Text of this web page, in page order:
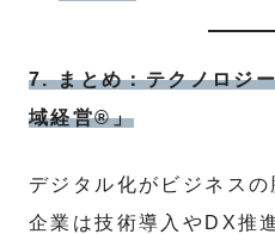
7. まとめ：テクノロジ
域経営®」
デジタル化がビジネスの
企業は技術導入やDX推